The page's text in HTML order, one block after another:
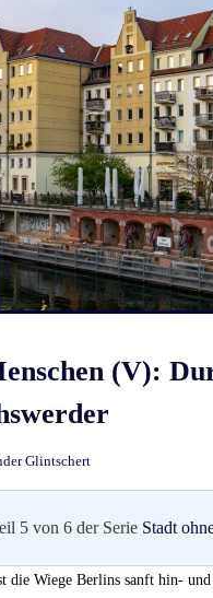
(V):
Glintschert
5 von 6 der Serie Stadt
Wiege Berlins sanft hin-